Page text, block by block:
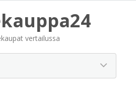
vertailussa